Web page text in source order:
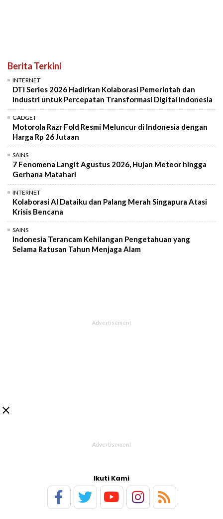
Berita Terkini
INTERNET
DTI Series 2026 Hadirkan Kolaborasi Pemerintah dan
Industri untuk Percepatan Transformasi Digital Indonesia
GADGET
Motorola Razr Fold Resmi Meluncur di Indonesia dengan
Harga Rp 26 Jutaan
SAINS
7 Fenomena Langit Agustus 2026, Hujan Meteor hingga
Gerhana Matahari
INTERNET
Kolaborasi AI Dataiku dan Palang Merah Singapura Atasi
Krisis Bencana
SAINS
Indonesia Terancam Kehilangan Pengetahuan yang
Selama Ratusan Tahun Menjaga Alam

Ikuti Kami